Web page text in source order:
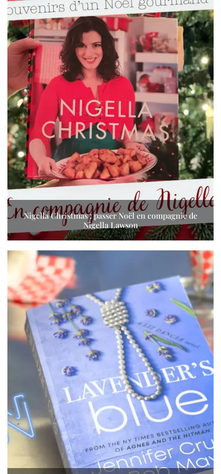
Nigella Christmas : passer Noël en compagnie de
Nigella Lawson